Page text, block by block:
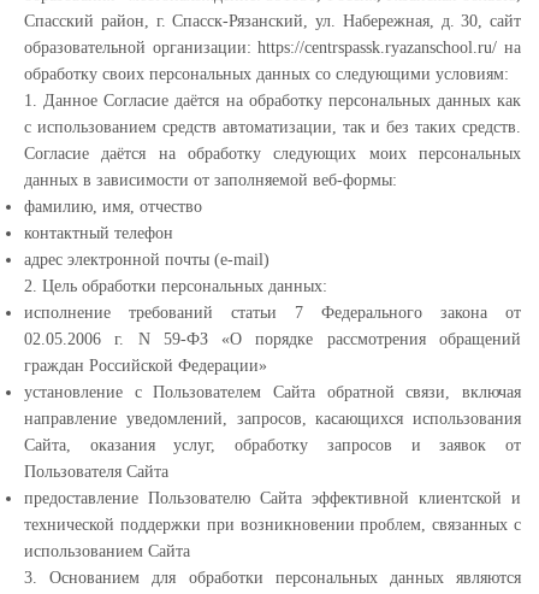
Спасский район, г. Спасск-Рязанский, ул. Набережная, д. 30, сайт
образовательной организации: https://centrspassk.ryazanschool.ru/ на
обработку своих персональных данных со следующими условиям:
1. Данное Согласие даётся на обработку персональных данных как
с использованием средств автоматизации, так и без таких средств.
Согласие даётся на обработку следующих моих персональных
данных в зависимости от заполняемой веб-формы:
фамилию, имя, отчество
контактный телефон
адрес электронной почты (e-mail)
2. Цель обработки персональных данных:
исполнение требований статьи 7 Федерального закона от
02.05.2006 г. N 59-ФЗ «О порядке рассмотрения обращений
граждан Российской Федерации»
установление с Пользователем Сайта обратной связи, включая
направление уведомлений, запросов, касающихся использования
Сайта, оказания услуг, обработку запросов и заявок от
Пользователя Сайта
предоставление Пользователю Сайта эффективной клиентской и
технической поддержки при возникновении проблем, связанных с
использованием Сайта
3. Основанием для обработки персональных данных являются